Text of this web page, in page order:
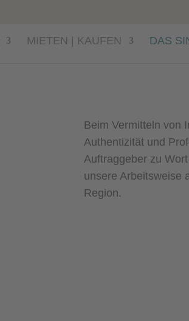
MIETEN | KAUFEN DAS
Beim Vermitteln von
Authentizität und
Auftraggeber zu
unsere Arbeitsweise
Region.